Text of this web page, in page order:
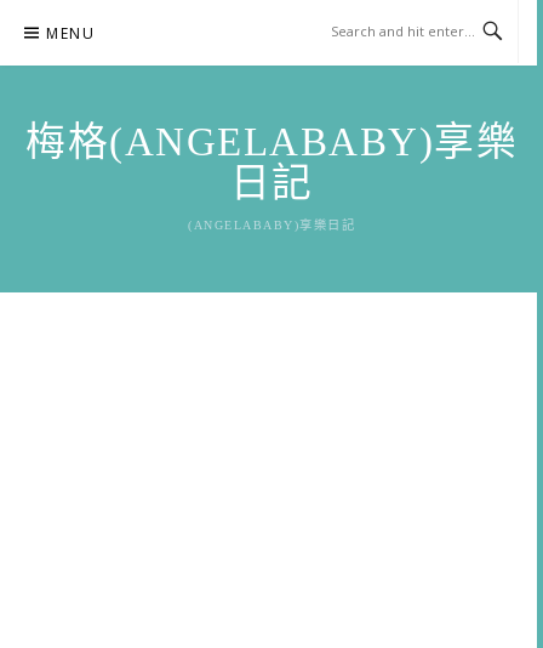
content
MENU
梅格(ANGELABABY)享樂
日記
(ANGELABABY)享樂日記